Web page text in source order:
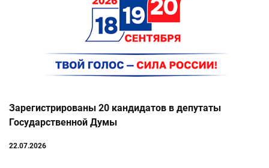
Зарегистрированы 20 кандидатов в депутаты
Государственной Думы
22.07.2026